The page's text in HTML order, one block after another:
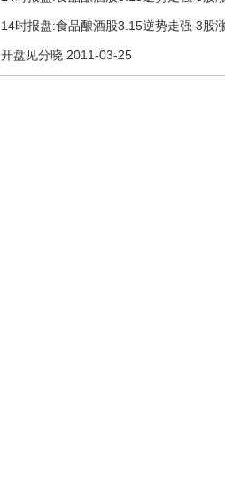
14时报盘:食品酿酒股3.15逆势走强 3股
开盘见分晓 2011-03-25